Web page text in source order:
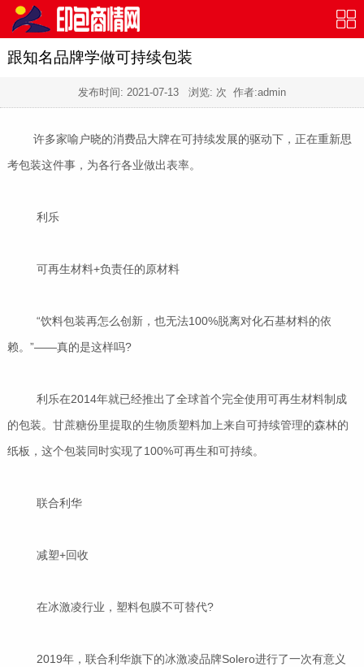
跟知名品牌学做可持续包装
发布时间: 2021-07-13 浏览: 次 作者:admin
许多家喻户晓的消费品大牌在可持续发展的驱动下，正在重新思
考包装这件事，为各行各业做出表率。
利乐
可再生材料+负责任的原材料
“饮料包装再怎么创新，也无法100%脱离对化石基材料的依
赖。”——真的是这样吗?
利乐在2014年就已经推出了全球首个完全使用可再生材料制成
的包装。甘蔗糖份里提取的生物质塑料加上来自可持续管理的森林的
纸板，这个包装同时实现了100%可再生和可持续。
联合利华
减塑+回收
在冰激凌行业，塑料包膜不可替代?
2019年，联合利华旗下的冰激凌品牌Solero进行了一次有意义